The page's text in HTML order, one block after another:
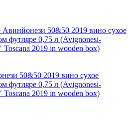
50&50 2019 вино сухое
футляре 0,75 л (Avignonesi-
2019 in wooden box)